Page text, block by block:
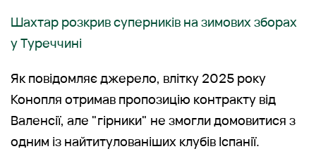
Шахтар розкрив суперників на зимових зборах
у Туреччині
Як повідомляє джерело, влітку 2025 року
Конопля отримав пропозицію контракту від
Валенсії, але "гірники" не змогли домовитися з
одним із найтитулованіших клубів Іспанії.